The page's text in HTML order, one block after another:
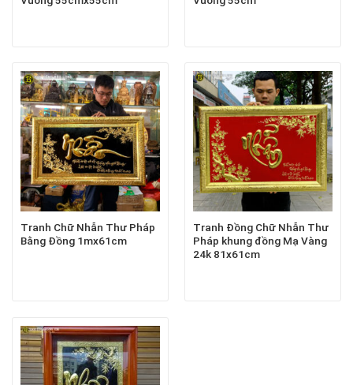
Tranh Chữ Nhẫn Thư Pháp
Bằng Đồng 1mx61cm
Tranh Đồng Chữ Nhẫn Thư
Pháp khung đồng Mạ Vàng
24k 81x61cm